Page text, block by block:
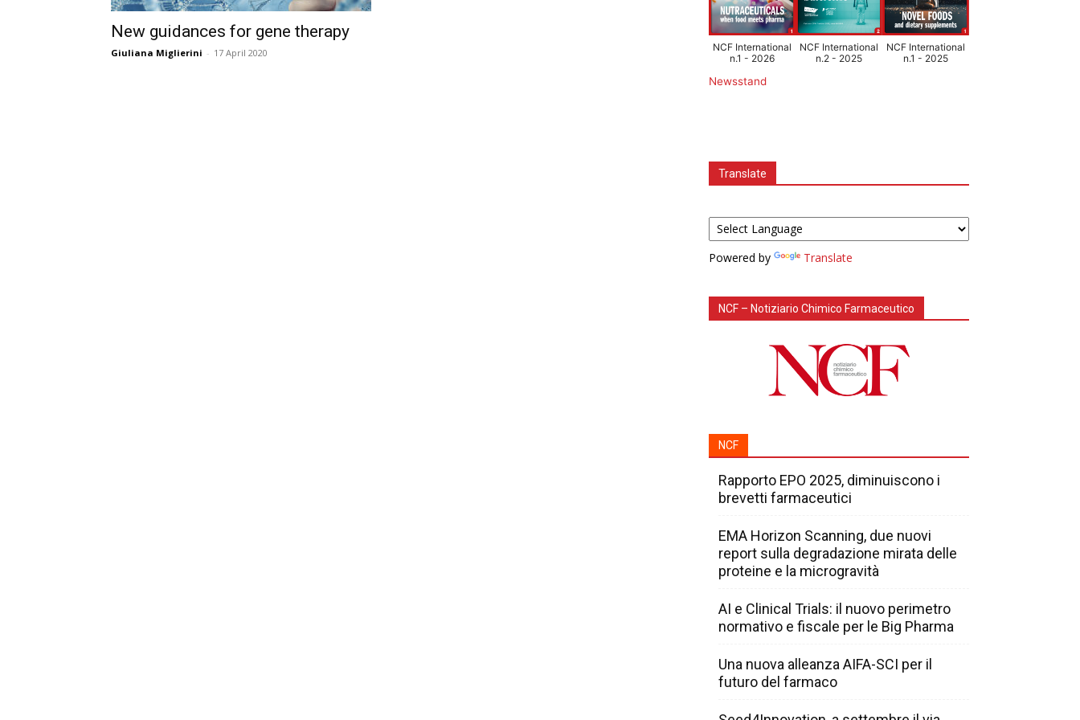
New guidances for gene therapy
Giuliana Miglierini - 17 April 2020
NCF International
n.1 - 2026
NCF International
n.2 - 2025
NCF International
n.1 - 2025
Newsstand
Translate
Powered by Translate
NCF – Notiziario Chimico Farmaceutico
NCF
Rapporto EPO 2025, diminuiscono i
brevetti farmaceutici
EMA Horizon Scanning, due nuovi
report sulla degradazione mirata delle
proteine e la microgravità
AI e Clinical Trials: il nuovo perimetro
normativo e fiscale per le Big Pharma
Una nuova alleanza AIFA-SCI per il
futuro del farmaco